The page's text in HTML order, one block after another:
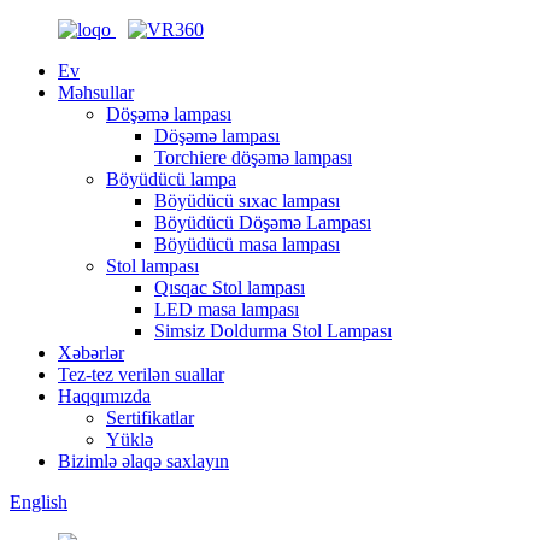
Ev
Məhsullar
Döşəmə lampası
Döşəmə lampası
Torchiere döşəmə lampası
Böyüdücü lampa
Böyüdücü sıxac lampası
Böyüdücü Döşəmə Lampası
Böyüdücü masa lampası
Stol lampası
Qısqac Stol lampası
LED masa lampası
Simsiz Doldurma Stol Lampası
Xəbərlər
Tez-tez verilən suallar
Haqqımızda
Sertifikatlar
Yüklə
Bizimlə əlaqə saxlayın
English